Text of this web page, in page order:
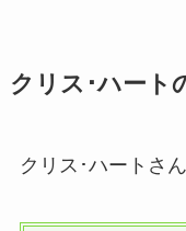
クリス･ハート
クリス･ハートさ